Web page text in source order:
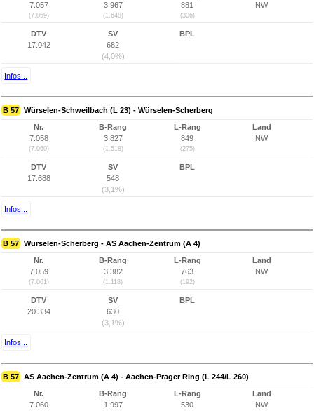
7.057
(7.059)
3.967
(1.648)
881
(306)
NW
DTV
17.042
SV
682
(4,0%)
BPL
Infos...
B 57 Würselen-Schweilbach (L 23) - Würselen-Scherberg
Nr.
7.058
(7.060)
B-Rang
3.827
(1.518)
L-Rang
849
(275)
Land
NW
DTV
17.688
SV
548
(3,1%)
BPL
Infos...
B 57 Würselen-Scherberg - AS Aachen-Zentrum (A 4)
Nr.
7.059
(7.061)
B-Rang
3.382
(1.118)
L-Rang
763
(192)
Land
NW
DTV
20.334
SV
630
(3,1%)
BPL
Infos...
B 57 AS Aachen-Zentrum (A 4) - Aachen-Prager Ring (L 244/L 260)
Nr.
7.060
B-Rang
1.997
L-Rang
530
Land
NW